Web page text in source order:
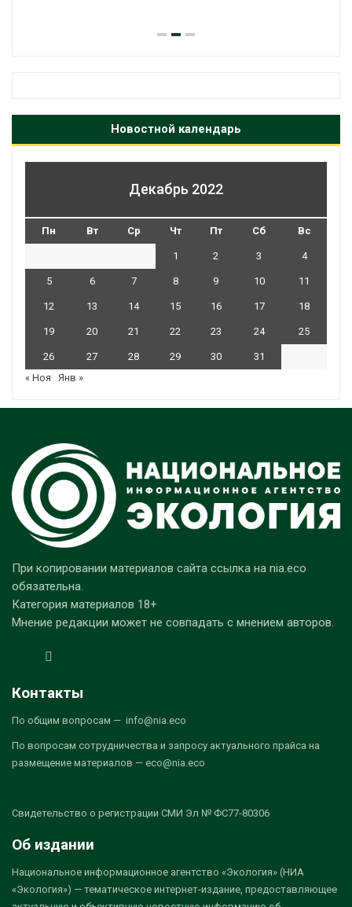
Новостной календарь
Декабрь 2022
Пн Вт Ср Чт Пт Сб Вс
1 2 3 4
5 6 7 8 9 10 11
12 13 14 15 16 17 18
19 20 21 22 23 24 25
26 27 28 29 30
31
« Ноя
Янв »
При копировании материалов сайта ссылка на nia.eco
обязательна.
Категория материалов 18+
Мнение редакции может не совпадать с мнением авторов.
Контакты
По общим вопросам — info@nia.eco
По вопросам сотрудничества и запросу актуального прайса на
размещение материалов — eco@nia.eco
Свидетельство о регистрации СМИ Эл № ФС77-80306
Об издании
Национальное информационное агентство «Экология» (НИА
«Экология») — тематическое интернет-издание, предоставляющее